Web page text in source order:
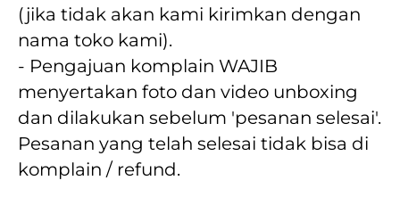
(jika tidak akan kami kirimkan dengan
nama toko kami).
- Pengajuan komplain WAJIB
menyertakan foto dan video unboxing
dan dilakukan sebelum 'pesanan selesai'.
Pesanan yang telah selesai tidak bisa di
komplain / refund.